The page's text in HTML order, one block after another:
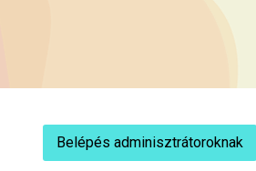
Belépés adminisztrátoroknak